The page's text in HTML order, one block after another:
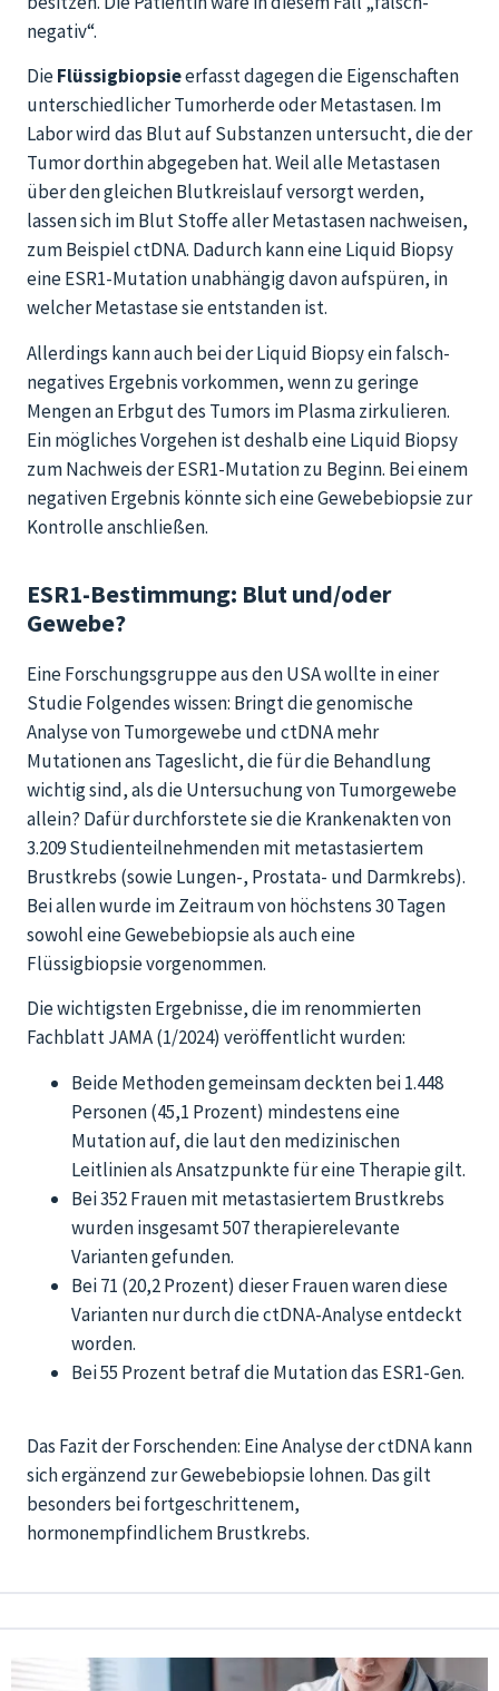
negativ“.
DieFlüssigbiopsieerfasst dagegen die Eigenschaften
unterschiedlicher Tumorherde oder Metastasen. Im
Labor wird das Blut auf Substanzen untersucht, die der
Tumor dorthin abgegeben hat. Weil alle Metastasen
über den gleichen Blutkreislauf versorgt werden,
lassen sich im Blut Stoffe aller Metastasen nachweisen,
zum Beispiel ctDNA. Dadurch kann eine Liquid Biopsy
eine ESR1-Mutation unabhängig davon aufspüren, in
welcher Metastase sie entstanden ist.
Allerdings kann auch bei der Liquid Biopsy ein falsch-
negatives Ergebnis vorkommen, wenn zu geringe
Mengen an Erbgut des Tumors im Plasma zirkulieren.
Ein mögliches Vorgehen ist deshalb eine Liquid Biopsy
zum Nachweis der ESR1-Mutation zu Beginn. Bei einem
negativen Ergebnis könnte sich eine Gewebebiopsie zur
Kontrolle anschließen.
ESR1-Bestimmung: Blut und/oder
Gewebe?
Eine Forschungsgruppe aus den USA wollte in einer
Studie Folgendes wissen: Bringt die genomische
Analyse von Tumorgewebe und ctDNA mehr
Mutationen ans Tageslicht, die für die Behandlung
wichtig sind, als die Untersuchung von Tumorgewebe
allein? Dafür durchforstete sie die Krankenakten von
3.209 Studienteilnehmenden mit metastasiertem
Brustkrebs (sowie Lungen-, Prostata- und Darmkrebs).
Bei allen wurde im Zeitraum von höchstens 30 Tagen
sowohl eine Gewebebiopsie als auch eine
Flüssigbiopsie vorgenommen.
Die wichtigsten Ergebnisse, die im renommierten
Fachblatt JAMA (1/2024) veröffentlicht wurden:
Beide Methoden gemeinsam deckten bei 1.448
Personen (45,1 Prozent) mindestens eine
Mutation auf, die laut den medizinischen
Leitlinien als Ansatzpunkte für eine Therapie gilt.
Bei 352 Frauen mit metastasiertem Brustkrebs
wurden insgesamt 507 therapierelevante
Varianten gefunden.
Bei 71 (20,2 Prozent) dieser Frauen waren diese
Varianten nur durch die ctDNA-Analyse entdeckt
worden.
Bei 55 Prozent betraf die Mutation das ESR1-Gen.
Das Fazit der Forschenden: Eine Analyse der ctDNA kann
sich ergänzend zur Gewebebiopsie lohnen. Das gilt
besonders bei fortgeschrittenem,
hormonempfindlichem Brustkrebs.